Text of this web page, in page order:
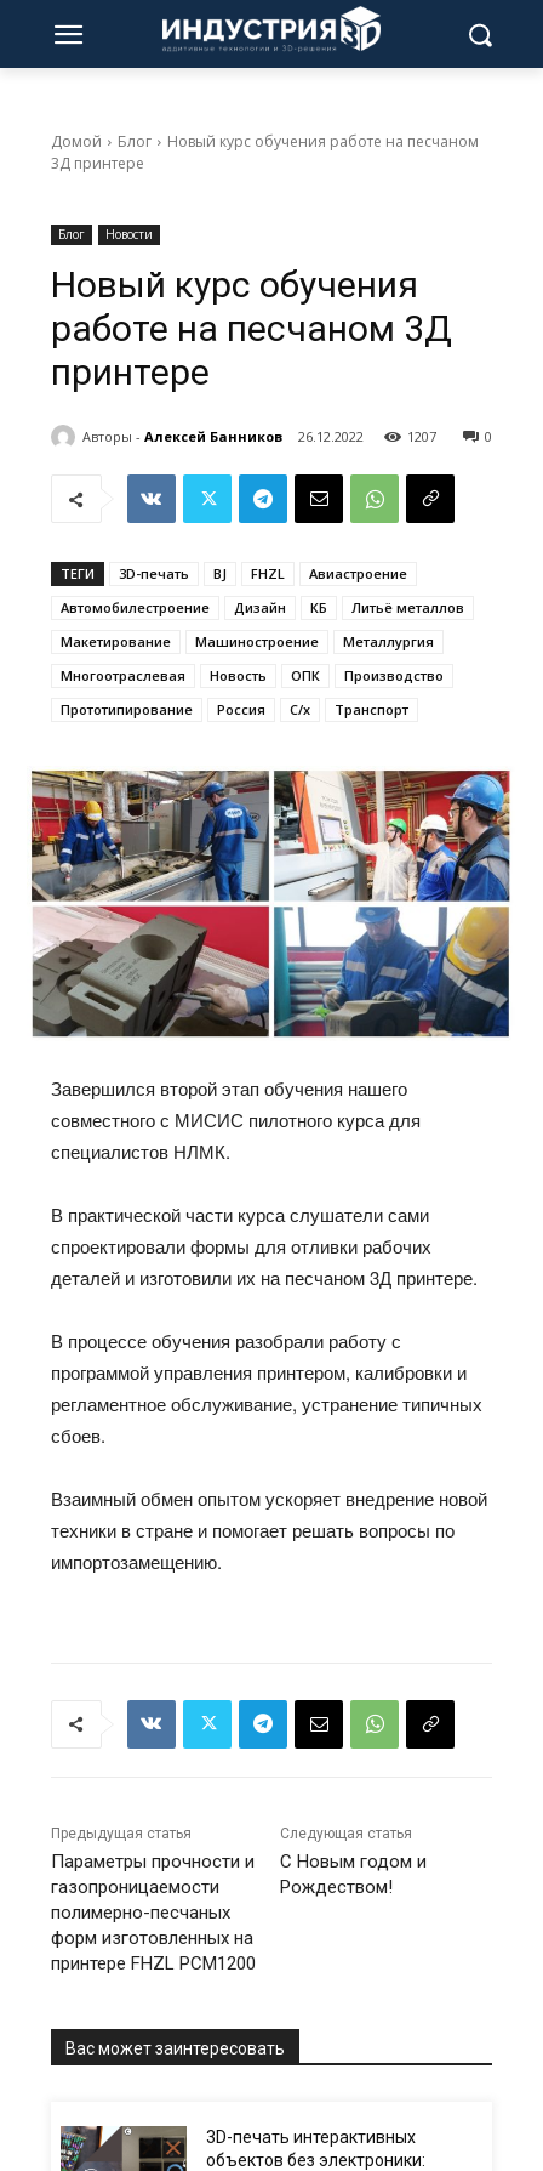
Домой Блог
Новый курс обучения работе на песчаном
3Д принтере
Блог Новости
Новый курс обучения
работе на песчаном 3Д
принтере
Авторы - Алексей Банников 26.12.2022 0
1207
ТЕГИ 3D-печать BJ FHZL
Авиастроение
Автомобилестроение
Дизайн КБ
Литьё металлов
Макетирование
Машиностроение
Металлургия
Многоотраслевая
Новость ОПК
Производство
Прототипирование
Россия С/х Транспорт
Завершился второй этап обучения нашего
совместного с МИСИС пилотного курса для
специалистов НЛМК.
В практической части курса слушатели сами
спроектировали формы для отливки рабочих
деталей и изготовили их на песчаном 3Д принтере.
В процессе обучения разобрали работу с
программой управления принтером, калибровки и
регламентное обслуживание, устранение типичных
сбоев.
Взаимный обмен опытом ускоряет внедрение новой
техники в стране и помогает решать вопросы по
импортозамещению.
Предыдущая статья
Параметры прочности и
газопроницаемости
полимерно-песчаных
форм изготовленных на
принтере FHZL PCM1200
Следующая статья
С Новым годом и
Рождеством!
Вас может заинтересовать
3D-печать интерактивных
объектов без электроники: